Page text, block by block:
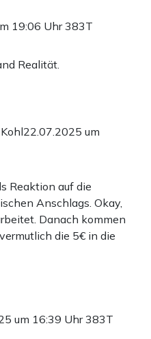
19:06 Uhr383T
Realität.
22.07.2025 um
Reaktion auf die
Anschlags. Okay,
Danach kommen
die 5€ in die
um 16:39 Uhr383T